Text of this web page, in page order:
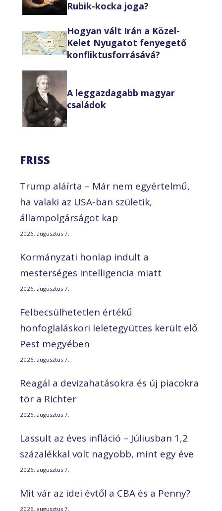
Rubik-kocka joga?
Hogyan vált Irán a Közel-
Kelet Nyugatot fenyegető
konfliktusforrásává?
A leggazdagabb magyar
családok
FRISS
Trump aláírta – Már nem egyértelmű,
ha valaki az USA-ban születik,
állampolgárságot kap
2026. augusztus 7.
Kormányzati honlap indult a
mesterséges intelligencia miatt
2026. augusztus 7.
Felbecsülhetetlen értékű
honfoglaláskori leletegyüttes került elő
Pest megyében
2026. augusztus 7.
Reagál a devizahatásokra és új piacokra
tör a Richter
2026. augusztus 7.
Lassult az éves infláció – Júliusban 1,2
százalékkal volt nagyobb, mint egy éve
2026. augusztus 7.
Mit vár az idei évtől a CBA és a Penny?
2026. augusztus 7.